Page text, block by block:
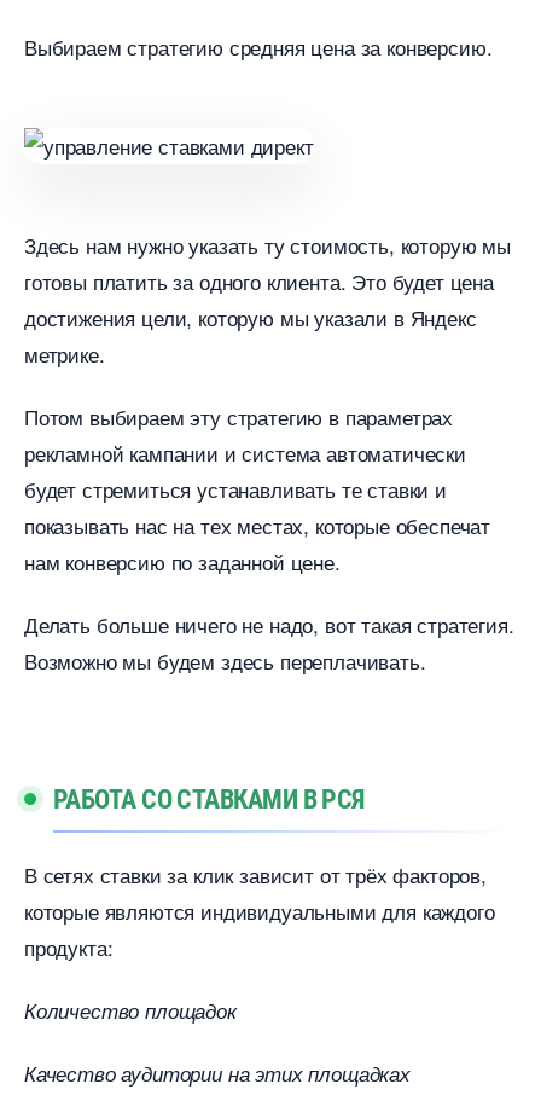
ыбираем стратегию средняя цена за конверсию.
Здесь нам нужно указать ту стоимость, которую мы
отовы платить за одного клиента. Это будет цена
достижения цели, которую мы указали в Яндекс
метрике.
Потом выбираем эту стратегию в параметрах
рекламной кампании и система автоматически
удет стремиться устанавливать те ставки и
показывать нас на тех местах, которые обеспечат
нам конверсию по заданной цене.
Делать больше ничего не надо, вот такая стратегия.
озможно мы будем здесь переплачивать.
РАБОТА СО СТАВКАМИ В РСЯ
сетях ставки за клик зависит от трёх факторов,
которые являются индивидуальными для каждого
продукта:
Количество площадок
Качество аудитории на этих площадках